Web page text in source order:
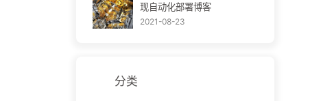
现自动化部署博客
2021-08-23
分类